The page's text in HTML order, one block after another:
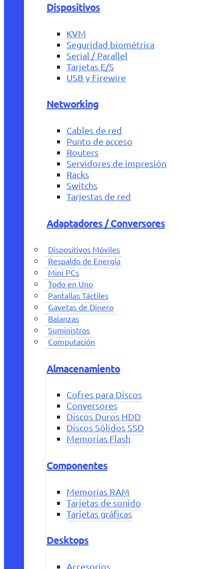
Dispositivos
KVM
Seguridad biométrica
Serial / Parallel
Tarjetas E/S
USB y Firewire
Networking
Cables de red
Punto de acceso
Routers
Servidores de impresión
Racks
Switchs
Tarjestas de red
Adaptadores / Conversores
Dispositivos Móviles
Respaldo de Energía
Mini PCs
Todo en Uno
Pantallas Táctiles
Gavetas de Dinero
Balanzas
Suministros
Computación
Almacenamiento
Cofres para Discos
Conversores
Discos Duros HDD
Discos Sólidos SSD
Memorias Flash
Componentes
Memorias RAM
Tarjetas de sonido
Tarjetas gráficas
Desktops
Accesorios